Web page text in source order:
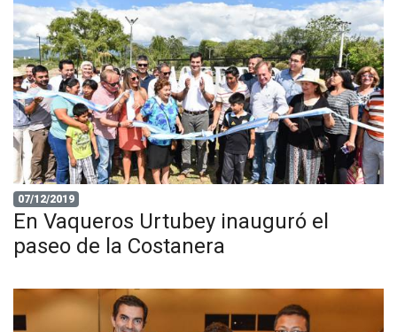
07/12/2019
En Vaqueros Urtubey inauguró el
paseo de la Costanera